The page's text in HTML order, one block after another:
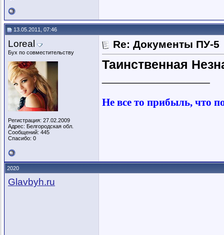
13.05.2011, 07:46
Loreal
Бух по совместительству
Регистрация: 27.02.2009
Адрес: Белгородская обл.
Сообщений: 445
Спасибо: 0
Re: Документы ПУ-5
Таинственная
Не все то прибыль, что
2020
Glavbyh.ru